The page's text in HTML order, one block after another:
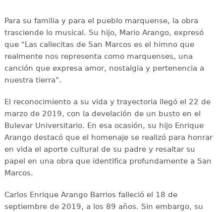
Para su familia y para el pueblo marquense, la obra
trasciende lo musical. Su hijo, Mario Arango, expresó
que "Las callecitas de San Marcos es el himno que
realmente nos representa como marquenses, una
canción que expresa amor, nostalgia y pertenencia a
nuestra tierra".
El reconocimiento a su vida y trayectoria llegó el 22 de
marzo de 2019, con la develación de un busto en el
Bulevar Universitario. En esa ocasión, su hijo Enrique
Arango destacó que el homenaje se realizó para honrar
en vida el aporte cultural de su padre y resaltar su
papel en una obra que identifica profundamente a San
Marcos.
Carlos Enrique Arango Barrios falleció el 18 de
septiembre de 2019, a los 89 años. Sin embargo, su